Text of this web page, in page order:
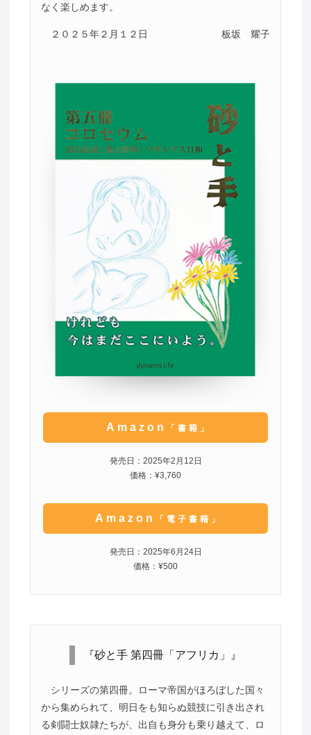
なく楽しめます。
２０２５年２月１２日 板坂 耀子
Amazon 「書籍」
発売日：2025年2月12日
価格：¥3,760
Amazon 「電子書籍」
発売日：2025年6月24日
価格：¥500
『砂と手 第四冊「アフリカ」』
シリーズの第四冊。ローマ帝国がほろぼした国々
から集められて、明日をも知らぬ競技に引き出され
る剣闘士奴隷たちが、出自も身分も乗り越えて、ロ